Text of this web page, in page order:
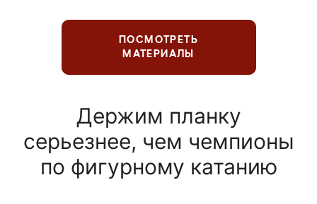
ПОСМОТРЕТЬ
МАТЕРИАЛЫ
Держим планку
серьезнее, чем чемпионы
по фигурному катанию